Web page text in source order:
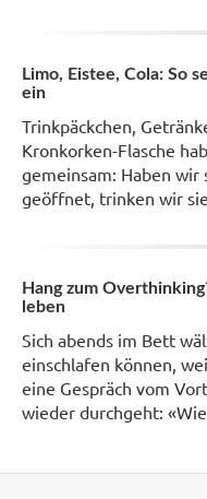
Limo, Eistee, Cola: So
ein
Trinkpäckchen,
Kronkorken-Flasche
gemeinsam: Haben wir
geöffnet, trinken wir sie
Hang zum
leben
Sich abends im Bett
einschlafen können,
eine Gespräch vom
wieder durchgeht: